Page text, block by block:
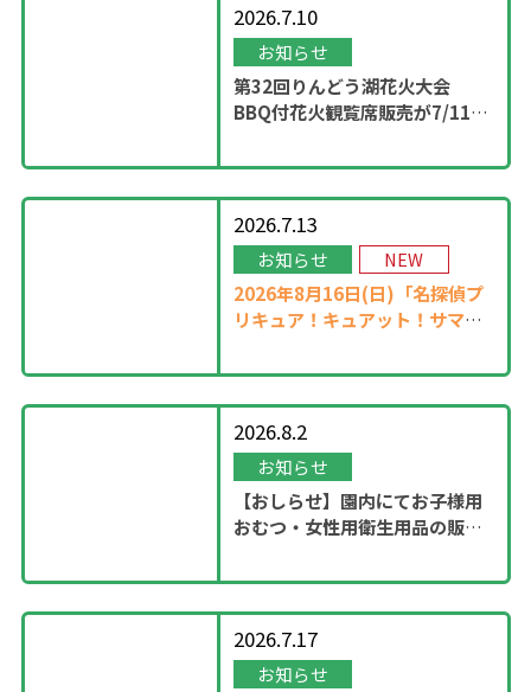
2026.7.10
お知らせ
第32回りんどう湖花火大会
BBQ付花火観覧席販売が7/11
2026.7.13
お知らせ NEW
2026年8月16日(日)「名探偵プ
リキュア！キュアット！サマー
2026.8.2
お知らせ
【おしらせ】園内にてお子様用
おむつ・女性用衛生用品の販売
2026.7.17
お知らせ